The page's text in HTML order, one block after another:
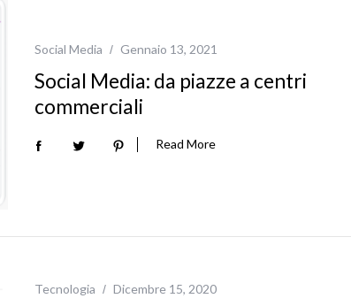
Social Media Gennaio 13, 2021
Social Media: da piazze a centri
commerciali
Read More
Tecnologia Dicembre 15, 2020